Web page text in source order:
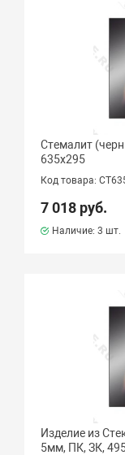
Стемалит
635х295
Код товара:
7 018 руб.
Наличие:3 шт.
Изделие из
5мм, ПК, ЗК,